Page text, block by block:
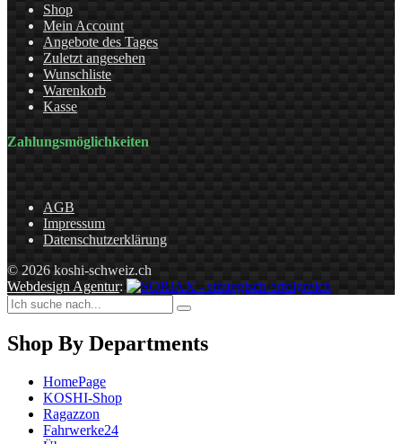
Shop
Mein Account
Angebote des Tages
Zuletzt angesehen
Wunschliste
Warenkorb
Kasse
Zahlungsmöglichkeiten
AGB
Impressum
Datenschutzerklärung
© 2026 koshi-schweiz.ch
Webdesign Agentur:
Shop By Departments
HomePage
KOSHI-Shop
Ragazzon
Fahrwerke24